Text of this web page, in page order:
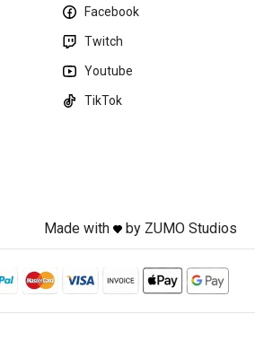
Facebook
Twitch
Youtube
TikTok
Made with by ZUMO Studios